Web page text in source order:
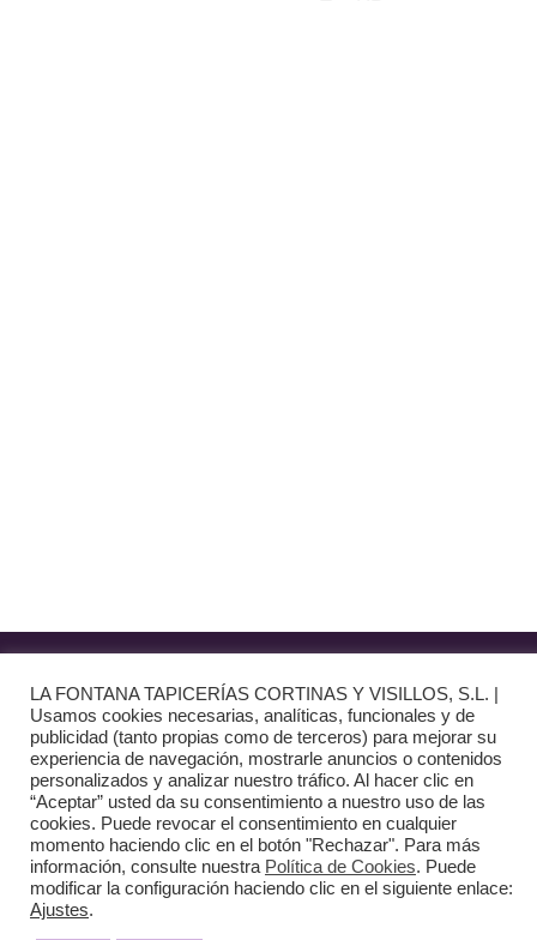
Aviso Legal
Política de Privacidad
Política de Cookies
Diseño web: The Digital Zone
LA FONTANA TAPICERÍAS CORTINAS Y VISILLOS, S.L. |
Usamos cookies necesarias, analíticas, funcionales y de
publicidad (tanto propias como de terceros) para mejorar su
experiencia de navegación, mostrarle anuncios o contenidos
personalizados y analizar nuestro tráfico. Al hacer clic en
“Aceptar” usted da su consentimiento a nuestro uso de las
cookies. Puede revocar el consentimiento en cualquier
momento haciendo clic en el botón "Rechazar". Para más
información, consulte nuestra Política de Cookies. Puede
modificar la configuración haciendo clic en el siguiente enlace:
Ajustes.